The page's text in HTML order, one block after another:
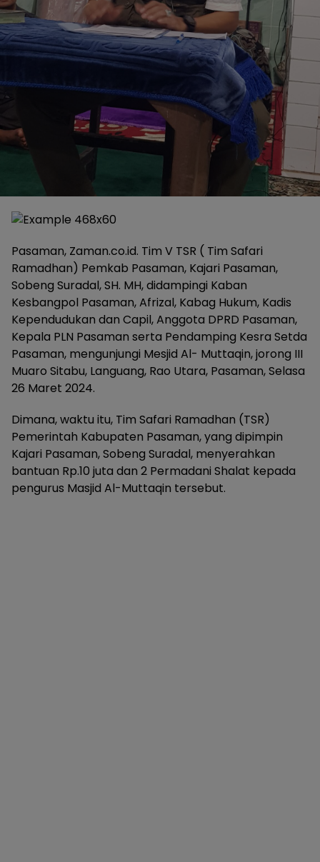
Pasaman, Zaman.co.id. Tim V TSR ( Tim Safari
Ramadhan) Pemkab Pasaman, Kajari Pasaman,
Sobeng Suradal, SH. MH, didampingi Kaban
Kesbangpol Pasaman, Afrizal, Kabag Hukum, Kadis
Kependudukan dan Capil, Anggota DPRD Pasaman,
Kepala PLN Pasaman serta Pendamping Kesra Setda
Pasaman, mengunjungi Mesjid Al- Muttaqin, jorong III
Muaro Sitabu, Languang, Rao Utara, Pasaman, Selasa
26 Maret 2024.
Dimana, waktu itu, Tim Safari Ramadhan (TSR)
Pemerintah Kabupaten Pasaman, yang dipimpin
Kajari Pasaman, Sobeng Suradal, menyerahkan
bantuan Rp.10 juta dan 2 Permadani Shalat kepada
pengurus Masjid Al-Muttaqin tersebut.